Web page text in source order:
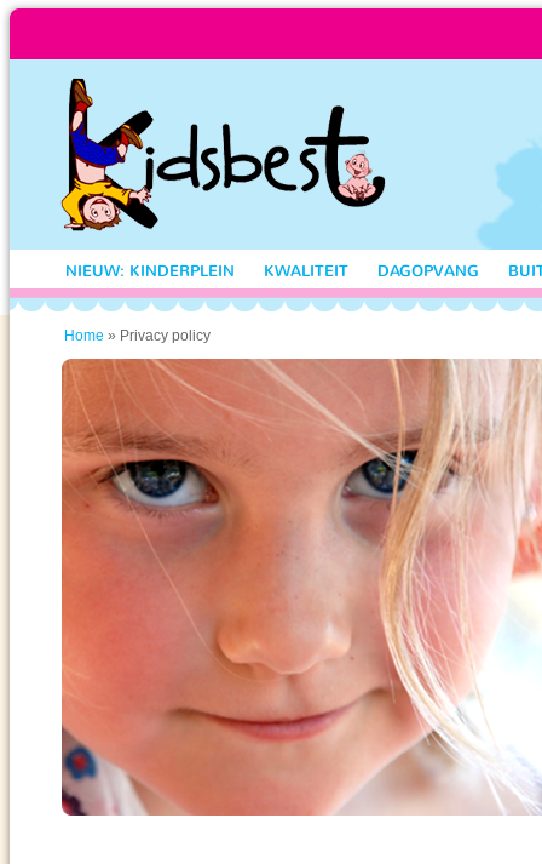
NIEUW: KINDERPLEIN KWALITEIT DAGOPVANG
Home » Privacy policy